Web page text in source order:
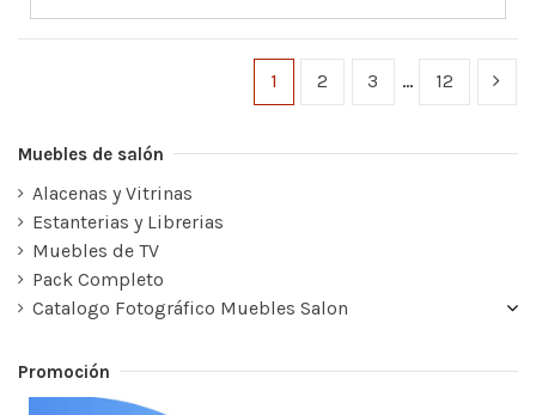
1 2 3 … 12
Muebles de salón
Alacenas y Vitrinas
Estanterias y Librerias
Muebles de TV
Pack Completo
Catalogo Fotográfico Muebles Salon
Promoción